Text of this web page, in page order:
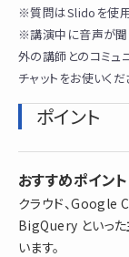
※質問はSlidoを使用
※講演中に音声が聞
外の講師とのコミュ
チャットをお使いくだ
ポイント
おすすめポイント
クラウド、
BigQuery といっ
います。